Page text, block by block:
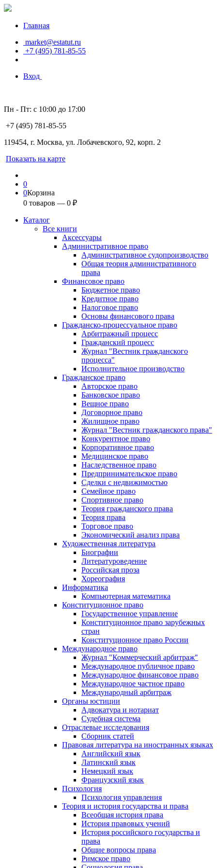
Главная
market@estatut.ru
+7 (495) 781-85-55
Вход
Пн - Пт: с 10:00 до 17:00
+7 (495) 781-85-55
119454, г. Москва, ул. Лобачевского, 92, корп. 2
Показать на карте
0
0Корзина
0 товаров — 0 ₽
Каталог
Все книги
Аксессуары
Административное право
Административное судопроизводство
Общая теория административного
права
Финансовое право
Бюджетное право
Кредитное право
Налоговое право
Основы финансового права
Гражданско-процессуальное право
Арбитражный процесс
Гражданский процесс
Журнал "Вестник гражданского
процесса"
Исполнительное производство
Гражданское право
Авторское право
Банковское право
Вещное право
Договорное право
Жилищное право
Журнал "Вестник гражданского права"
Конкурентное право
Корпоративное право
Медицинское право
Наследственное право
Предпринимательское право
Сделки с недвижимостью
Семейное право
Спортивное право
Теория гражданского права
Теория права
Торговое право
Экономический анализ права
Художественная литература
Биографии
Литературоведение
Российская проза
Хореография
Информатика
Компьютерная математика
Конституционное право
Государственное управление
Конституционное право зарубежных
стран
Конституционное право России
Международное право
Журнал "Коммерческий арбитраж"
Международное публичное право
Международное финансовое право
Международное частное право
Международный арбитраж
Органы юстиции
Адвокатура и нотариат
Судебная система
Отраслевые исследования
Сборник статей
Правовая литература на иностранных языках
Английский язык
Латинский язык
Немецкий язык
Французский язык
Психология
Психология управления
Теория и история государства и права
Всеобщая история права
История правовых учений
История российского государства и
права
Общие вопросы права
Римское право